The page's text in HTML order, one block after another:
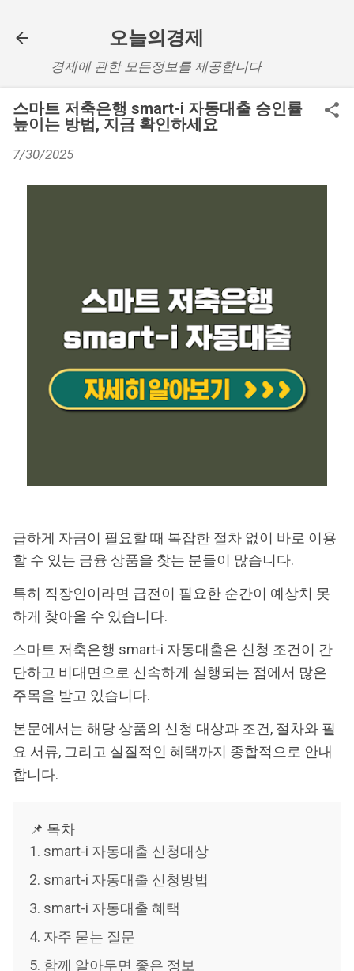
오늘의경제
경제에 관한 모든정보를 제공합니다
스마트 저축은행 smart-i 자동대출 승인률
높이는 방법, 지금 확인하세요
7/30/2025
급하게 자금이 필요할 때 복잡한 절차 없이 바로 이용
할 수 있는 금융 상품을 찾는 분들이 많습니다.
특히 직장인이라면 급전이 필요한 순간이 예상치 못
하게 찾아올 수 있습니다.
스마트 저축은행 smart-i 자동대출은 신청 조건이 간
단하고 비대면으로 신속하게 실행되는 점에서 많은
주목을 받고 있습니다.
본문에서는 해당 상품의 신청 대상과 조건, 절차와 필
요 서류, 그리고 실질적인 혜택까지 종합적으로 안내
합니다.
📌 목차
1. smart-i 자동대출 신청대상
2. smart-i 자동대출 신청방법
3. smart-i 자동대출 혜택
4. 자주 묻는 질문
5. 함께 알아두면 좋은 정보